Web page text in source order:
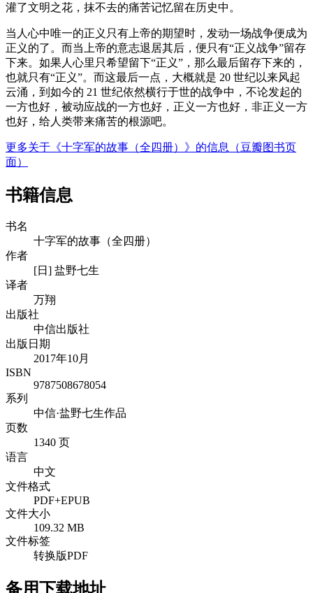
灌了文明之花，抹不去的痛苦记忆留在历史中。
当人心中唯一的正义只有上帝的期望时，发动一场战争便成为
正义的了。而当上帝的意志退居其后，便只有“正义战争”留存
下来。如果人心里只希望留下“正义”，那么最后留存下来的，
也就只有“正义”。而这最后一点，大概就是 20 世纪以来风起
云涌，到如今的 21 世纪依然横行于世的战争中，不论发起的
一方也好，被动应战的一方也好，正义一方也好，非正义一方
也好，给人类带来痛苦的根源吧。
更多关于《十字军的故事（全四册）》的信息（豆瓣图书页
面）
书籍信息
书名
十字军的故事（全四册）
作者
[日] 盐野七生
译者
万翔
出版社
中信出版社
出版日期
2017年10月
ISBN
9787508678054
系列
中信·盐野七生作品
页数
1340 页
语言
中文
文件格式
PDF+EPUB
文件大小
109.32 MB
文件标签
转换版PDF
备用下载地址